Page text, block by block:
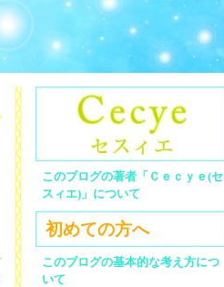
このブログの著者「Ｃｅｃｙｅ(セ
スィエ)」について
初めての方へ
このブログの基本的な考え方につ
いて